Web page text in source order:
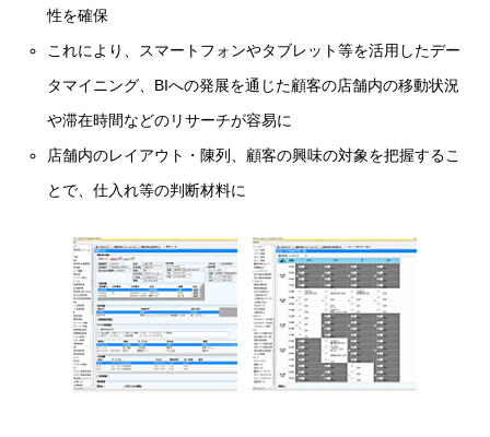
性を確保
これにより、スマートフォンやタブレット等を活用したデー
タマイニング、BIへの発展を通じた顧客の店舗内の移動状況
や滞在時間などのリサーチが容易に
店舗内のレイアウト・陳列、顧客の興味の対象を把握するこ
とで、仕入れ等の判断材料に